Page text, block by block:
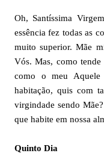
Oh, Santíssima
essência fez todas as
muito superior. Mãe
Vós. Mas, como
como o meu
habitação, quis com
virgindade sendo
que habite em nossa
Quinto Dia